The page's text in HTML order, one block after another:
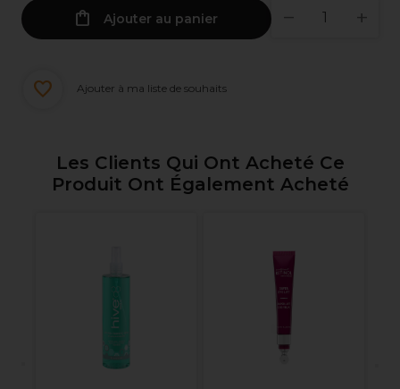
Ajouter au panier
Ajouter à ma liste de souhaits
Les Clients Qui Ont Acheté Ce
Produit Ont Également Acheté